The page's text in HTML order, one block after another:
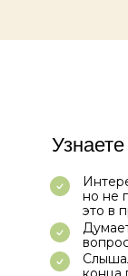
но не
это в